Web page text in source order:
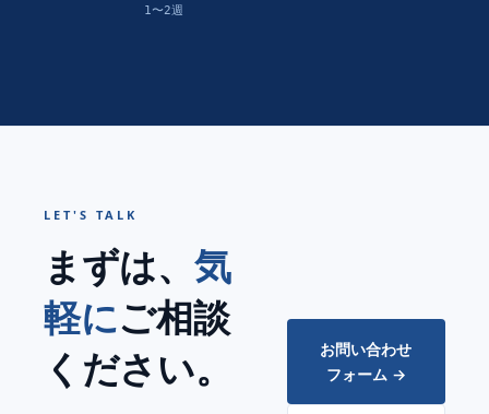
1〜2週
LET'S TALK
まずは、 気
軽にご相談
ください。
お問い合わせ
フォーム →